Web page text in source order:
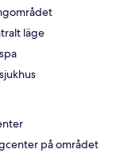
läge
på området